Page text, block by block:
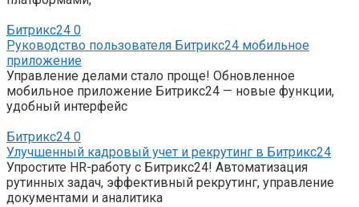
Битрикс24 0
Руководство пользователя Битрикс24 мобильное
приложение
Управление делами стало проще! Обновленное
мобильное приложение Битрикс24 — новые функции,
удобный интерфейс
Битрикс24 0
Улучшенный кадровый учет и рекрутинг в Битрикс24
Упростите HR-работу с Битрикс24! Автоматизация
рутинных задач, эффективный рекрутинг, управление
документами и аналитика